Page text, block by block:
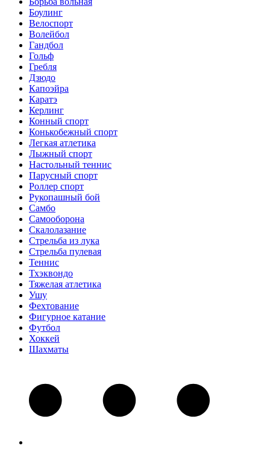
Боулинг
Велоспорт
Волейбол
Гандбол
Гольф
Гребля
Дзюдо
Капоэйра
Каратэ
Керлинг
Конный спорт
Конькобежный спорт
Легкая атлетика
Лыжный спорт
Настольный теннис
Парусный спорт
Роллер спорт
Рукопашный бой
Самбо
Самооборона
Скалолазание
Стрельба из лука
Стрельба пулевая
Теннис
Тхэквондо
Тяжелая атлетика
Ушу
Фехтование
Фигурное катание
Футбол
Хоккей
Шахматы